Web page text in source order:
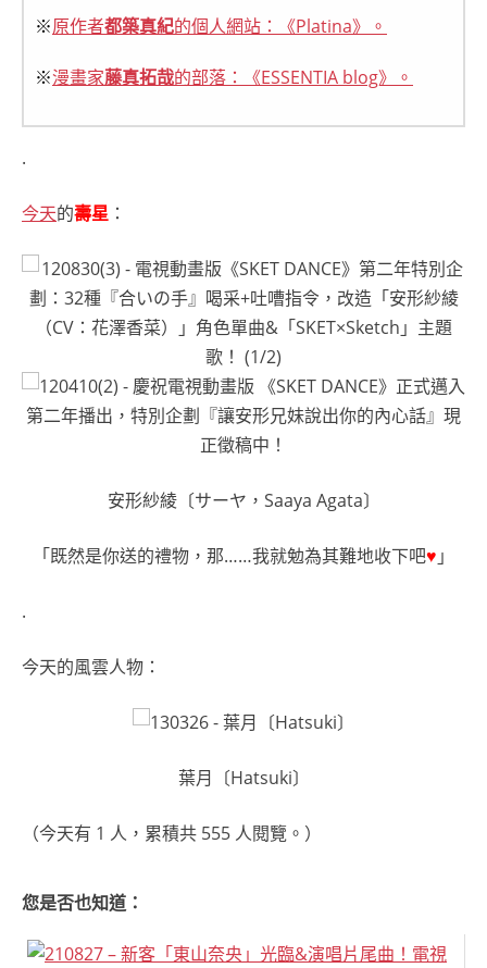
※原作者都築真紀的個人網站：《Platina》。
※漫畫家藤真拓哉的部落：《ESSENTIA blog》。
.
今天的壽星 ：
安形紗綾〔サーヤ，Saaya Agata〕
「既然是你送的禮物，那……我就勉為其難地收下吧♥ 」
.
今天的風雲人物：
葉月〔Hatsuki〕
（今天有 1 人，累積共 555 人閱覽。）
您是否也知道：